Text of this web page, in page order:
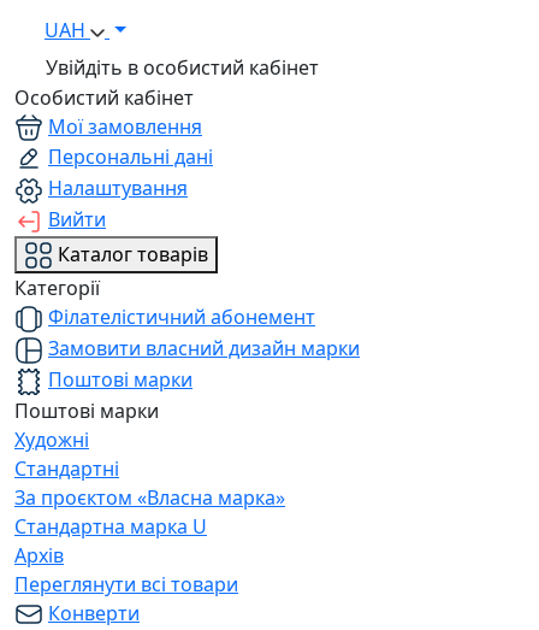
UAH
Увійдіть в особистий кабінет
Особистий кабінет
Мої замовлення
Персональні дані
Налаштування
Вийти
Каталог товарів
Категорії
Філателістичний абонемент
Замовити власний дизайн марки
Поштові марки
Поштові марки
Художні
Стандартні
За проєктом «Власна марка»
Стандартна марка U
Архів
Переглянути всі товари
Конверти